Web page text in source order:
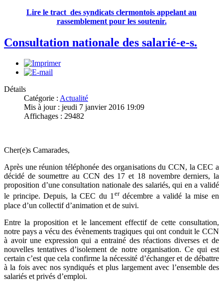
Lire le tract des syndicats clermontois appelant au
rassemblement pour les soutenir.
Consultation nationale des salarié-e-s.
Détails
Catégorie : Actualité
Mis à jour : jeudi 7 janvier 2016 19:09
Affichages : 29482
Cher(e)s Camarades,
Après une réunion téléphonée des organisations du CCN, la CEC a
décidé de soumettre au CCN des 17 et 18 novembre derniers, la
proposition d’une consultation nationale des salariés, qui en a validé
le principe. Depuis, la CEC du 1erdécembre a validé la mise en
place d’un collectif d’animation et de suivi.
Entre la proposition et le lancement effectif de cette consultation,
notre pays a vécu des évènements tragiques qui ont conduit le CCN
à avoir une expression qui a entrainé des réactions diverses et de
nouvelles tentatives d’isolement de notre organisation. Ce qui est
certain c’est que cela confirme la nécessité d’échanger et de débattre
à la fois avec nos syndiqués et plus largement avec l’ensemble des
salariés et privés d’emploi.